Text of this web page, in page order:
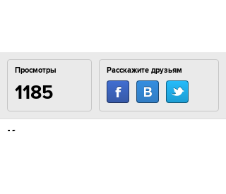
Просмотры
1185
Расскажите друзьям
Комментарии